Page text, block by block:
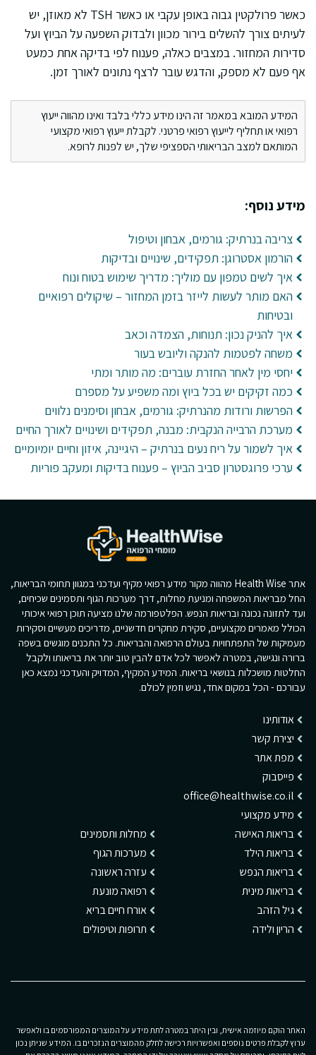
כאשר פרולקטין גבוה באופן עקבי או כאשר TSH לא מאוזן, יש
לעיתים צורך להשלים בירור מכוון ולבדוק השפעה על הביוץ ועל
סדירות המחזור. במצבים כאלה, פענוח לפי בדיקה אחת כמעט
אף פעם לא מספק, והדגש עובר לרצף נתונים לאורך זמן.
המידע המובא במאמר זה הינו מידע כללי בלבד ואינו מהווה ייעוץ
רפואי או תחליף לייעוץ רפואי פרטני. לקבלת ייעוץ רפואי מקצועי
המותאם למצב הבריאותי הספציפי שלך, יש לפנות לרופא.
מידע נוסף:
צריבה בנרתיק: גורמים, אבחון וטיפול
הורמון אסטרוגן: תפקידים, שינויים ובדיקות
איך לשים טמפון עם מוליך: מדריך שימוש בטוח ונוח
האם מותר לעשות לייזר בזמן המחזור – שיקולים רפואיים
ובטיחות
איך להניק נכון: תנוחות, הצמדה וכאב
משחה לפטמות להנקה וליובש בעור
יחסי מין לאחר החזרת עוברים: מה מותר ומתי
כמה זקיקים יש בכל ביוץ ומה משפיע על מספרם
הפרשות ורודות מהנרתיק: גורמים, אבחון וסימנים נלווים
מערכת הרבייה הנקבית: מבנה, תפקידים ושינויים לאורך החיים
איך לשמור על ריח נעים בנרתיק – היגיינה, איזון וחיים יומיומיים
ערכי פרוגסטרון סביב הביוץ – פענוח בדיקות ומעקב פוריות
אתר Health Wise מהווה מקור מידע רפואי מקיף ועדכני במגוון תחומי הבריאות,
החל מבריאות המשפחה ומניעת מחלות, דרך מערכות הגוף ותסמינים שכיחים,
ועד לתזונה נכונה ובריאות הנפש. הפלטפורמה שלנו מציעה תוכן רפואי איכותי
הכולל מאמרים מקצועיים, סקירת מחקרים חדשניים, מדריכים מעשיים וסקירות
מעמיקות של התפתחויות בעולם הרפואה והבריאות. כל התכנים מוגשים בשפה
ברורה ונגישה, במטרה לאפשר לכל אדם להבין טוב יותר את בריאותו ולקבל
החלטות מושכלות בנושאי בריאות. המידע המקיף, המדויק והעדכני נמצא כאן
עבורכם - הכל במקום אחד, נגיש וזמין לכולם.
אודותינו
יצירת קשר
מפת אתר
פייסבוק
office@healthwise.co.il
מידע מקצועי
בריאות האישה
בריאות הילד
בריאות הנפש
בריאות מינית
גיל הזהב
הריון ולידה
מחלות ותסמינים
מערכות הגוף
עזרה ראשונה
רפואה מונעת
אורח חיים בריא
תרופות וטיפולים
האתר הוקם מיוזמה אישית, ובין היתר במטרה לתת מידע על המוצרים המפורסמים בו ולאפשר
ערוץ לקבלת פרטים נוספים ואפשרויות רכישה לחלק מהמוצרים הנזכרים בו. המידע שניתן נכון